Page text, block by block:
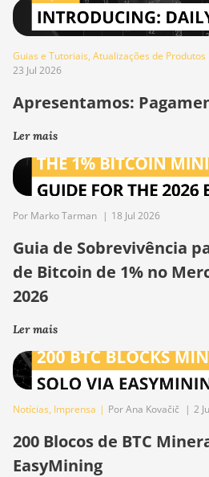
Guias e Tutoriais, Atualizações de Produtos
23 Jul 2026
Apresentamos:
Ler mais
Por Marko Tarman | 18 Jul 2026
Guia de Sobrevivência
de Bitcoin de 1% no
2026
Ler mais
Notícias, Imprensa | Por Ana Kovačič | 2
200 Blocos de BTC
EasyMining